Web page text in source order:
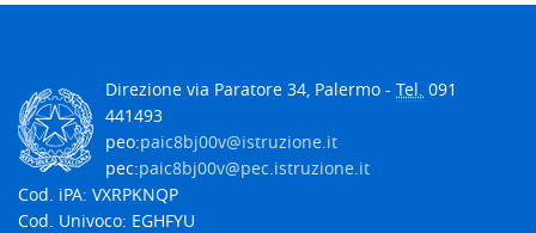
Direzione via Paratore 34, Palermo - Tel. 091
441493
peo:paic8bj00v@istruzione.it
pec:paic8bj00v@pec.istruzione.it
Cod. iPA: VXRPKNQP
Cod. Univoco: EGHFYU